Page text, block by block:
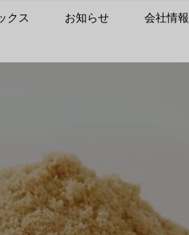
クス お知らせ 会社情報